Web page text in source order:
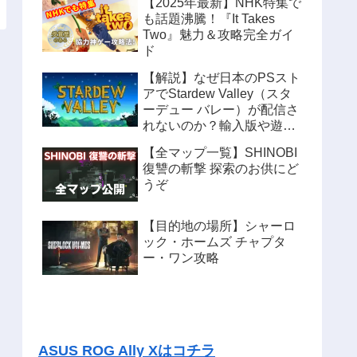
【2025年最新】NHK特集で
も話題沸騰！『It Takes
Two』魅力＆攻略完全ガイ
ド
【解説】なぜ日本のPSスト
アでStardew Valley（スタ
ーデュー バレー）が配信さ
れないのか？輸入版や遊ぶ
【全マップ一覧】SHINOBI
復讐の斬撃 探索のお供にど
うぞ
【目的地の場所】シャーロ
ック・ホームズ チャプタ
ー・ワン攻略
ASUS ROG Ally Xはコチラ